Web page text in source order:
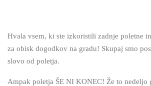
Hvala vsem, ki ste izkoristili zadnje poletne
za obisk dogodkov na gradu! Skupaj smo
slovo od poletja.
Ampak poletja ŠE NI KONEC! Že to nedeljo